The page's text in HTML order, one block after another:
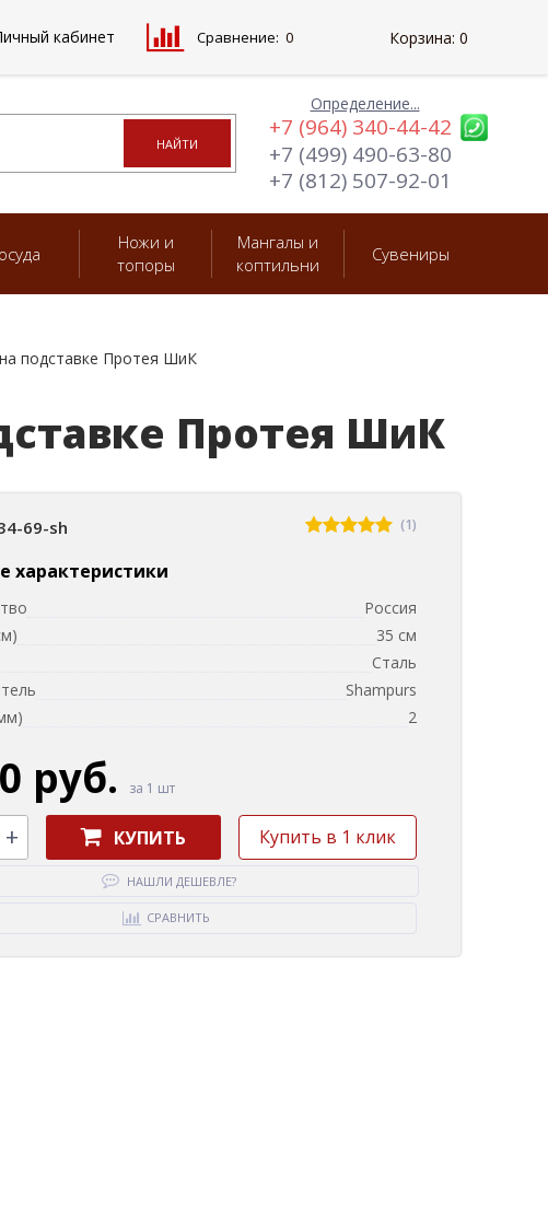
Определение...
+7 (964) 340-44-42
+7 (499) 490-63-80
+7 (812) 507-92-01
Ножи и
топоры
Мангалы и
коптильни
Сувениры
подставке Протея ШиК
Протея ШиК
69-sh (1)
характеристики
Россия
35 см
Сталь
Shampurs
2
руб. за 1 шт
+ КУПИТЬ Купить в 1 клик
НАШЛИ ДЕШЕВЛЕ?
СРАВНИТЬ
кабинет Сравнение: 0 Корзина: 0